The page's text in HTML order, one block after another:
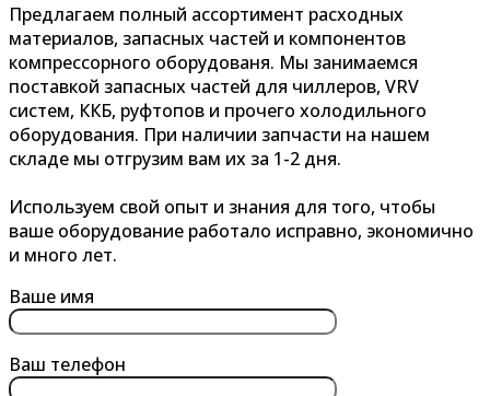
Предлагаем полный ассортимент расходных
материалов, запасных частей и компонентов
компрессорного оборудованя. Мы занимаемся
поставкой запасных частей для чиллеров, VRV
систем, ККБ, руфтопов и прочего холодильного
оборудования. При наличии запчасти на нашем
складе мы отгрузим вам их за 1-2 дня.
Используем свой опыт и знания для того, чтобы
ваше оборудование работало исправно, экономично
и много лет.
Ваше имя
Ваш телефон